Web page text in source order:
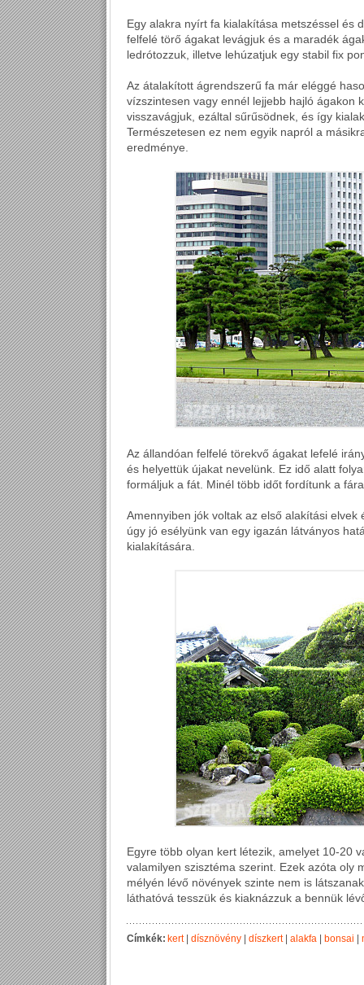
Egy alakra nyírt fa kialakítása metszéssel és
felfelé törő ágakat levágjuk és a maradék
ledrótozzuk, illetve lehúzatjuk egy stabil fix
Az átalakított ágrendszerű fa már eléggé
vízszintesen vagy ennél lejjebb hajló ágakon
visszavágjuk, ezáltal sűrűsödnek, és így
Természetesen ez nem egyik napról a
eredménye.
Az állandóan felfelé törekvő ágakat lefelé
és helyettük újakat nevelünk. Ez idő alatt
formáljuk a fát. Minél több időt fordítunk a
Amennyiben jók voltak az első alakítási
úgy jó esélyünk van egy igazán látványos
kialakítására.
Egyre több olyan kert létezik, amelyet 10-20
valamilyen szisztéma szerint. Ezek azóta oly
mélyén lévő növények szinte nem is
láthatóvá tesszük és kiaknázzuk a bennük
Címkék: kert| dísznövény díszkert| alakfa bonsai